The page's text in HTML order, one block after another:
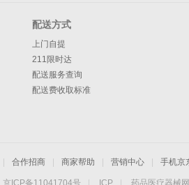
配送方式
上门自提
211限时达
配送服务查询
配送费收取标准
合作招商 商家帮助 营销中心 手机京
京ICP备11041704号 ICP 药品医疗器械